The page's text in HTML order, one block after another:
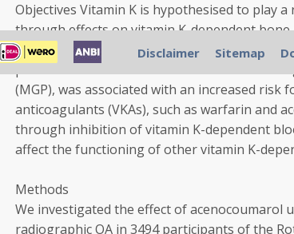
Objectives Vitamin K is hypothesised to play
through effects on vitamin K-dependent
may represent a modifiable risk factor. A
(MGP), was associated with an increased risk
anticoagulants (VKAs), such as warfarin and
through inhibition of vitamin K-dependent
affect the functioning of other vitamin K-
Methods
We investigated the effect of acenocoumarol
radiographic OA in 3494 participants of the
Disclaimer Sitemap